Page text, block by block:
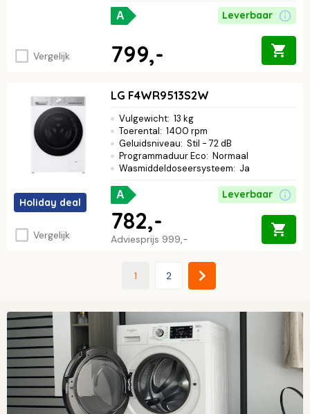
Vergelijk
A Leverbaar
799,-
Holiday deal
Vergelijk
LG F4WR9513S2W
Vulgewicht: 13 kg
Toerental: 1400 rpm
Geluidsniveau: Stil - 72 dB
Programmaduur Eco: Normaal
Wasmiddeldoseersysteem: Ja
A Leverbaar
Adviesprijs 999,-
782,-
1 2